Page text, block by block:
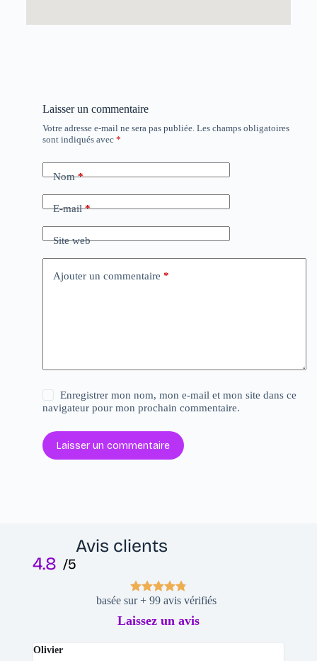
Laisser un commentaire
Votre adresse e-mail ne sera pas publiée. Les champs obligatoires
sont indiqués avec *
Nom*
E-mail*
Site web
Ajouter un commentaire *
Enregistrer mon nom, mon e-mail et mon site dans ce
navigateur pour mon prochain commentaire.
Laisser un commentaire
Avis clients
4.8 /5
basée sur + 99 avis vérifiés
Laissez un avis
Olivier